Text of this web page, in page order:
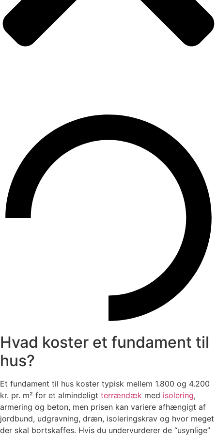
Hvad koster et fundament til
hus?
Et fundament til hus koster typisk mellem 1.800 og 4.200
kr. pr. m² for et almindeligt terrændæk med isolering,
armering og beton, men prisen kan variere afhængigt af
jordbund, udgravning, dræn, isoleringskrav og hvor meget
der skal bortskaffes. Hvis du undervurderer de “usynlige”